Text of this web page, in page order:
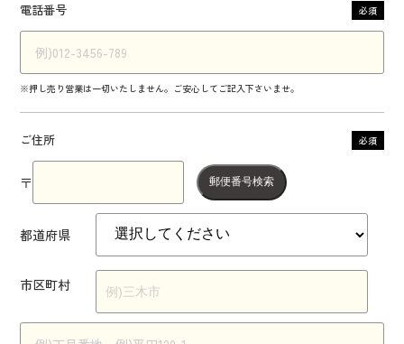
電話番号 必須
※押し売り営業は一切いたしません。ご安心してご記入下さいませ。
ご住所 必須
〒 郵便番号検索
都道府県
市区町村